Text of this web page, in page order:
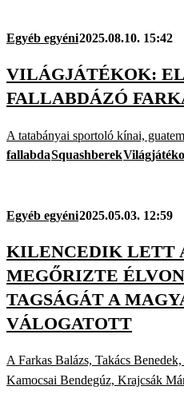
Egyéb egyéni2025.08.10. 15:42
VILÁGJÁTÉKOK:
FALLABDÁZÓ
A tatabányai sportoló kínai,
fallabdaSquashberek
Egyéb egyéni2025.05.03. 12:59
KILENCEDIK LETT
MEGŐRIZTE
TAGSÁGÁT A
VÁLOGATOTT
A Farkas Balázs, Takács
Kamocsai Bendegúz, Krajcsák